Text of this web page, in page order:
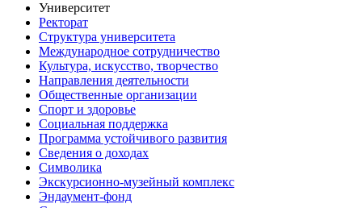
Университет
Ректорат
Структура университета
Международное сотрудничество
Культура, искусство, творчество
Направления деятельности
Общественные организации
Спорт и здоровье
Социальная поддержка
Программа устойчивого развития
Сведения о доходах
Символика
Экскурсионно-музейный комплекс
Эндаумент-фонд